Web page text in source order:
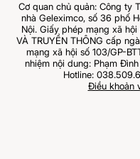
Cơ quan chủ quản: Công ty
nhà Geleximco, số 36 phố
Nội. Giấy phép mạng xã
VÀ TRUYỀN THÔNG cấp
mạng xã hội số 103/GP-
nhiệm nội dung: Phạm
Hotline:
Điều khoản